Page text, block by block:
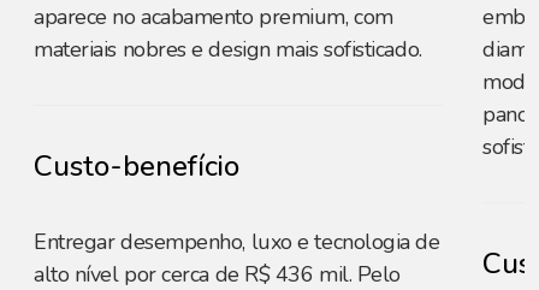
aparece no acabamento premium, com
materiais nobres e design mais sofisticado.
Custo-benefício
Entregar desempenho, luxo e tecnologia de
alto nível por cerca de R$ 436 mil. Pelo